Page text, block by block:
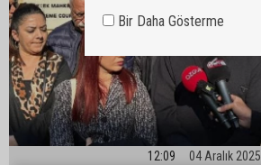
12:09 04 Aralık 2025
Bir Daha Gösterme